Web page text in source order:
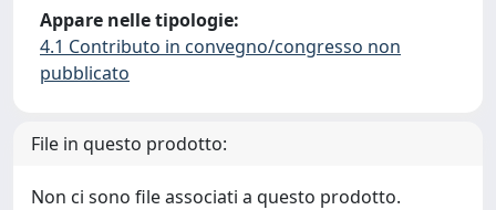
Appare nelle tipologie:
4.1 Contributo in convegno/congresso non
pubblicato
File in questo prodotto:
Non ci sono file associati a questo prodotto.